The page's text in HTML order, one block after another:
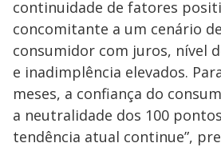
continuidade de fatores
concomitante a um cenário
consumidor com juros, nível
e inadimplência elevados.
meses, a confiança do
a neutralidade dos 100
tendência atual continue”,